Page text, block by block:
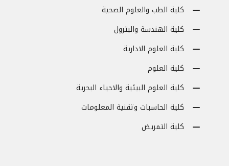
كلية الطب والعلوم الصحية
كلية الهندسة والبترول
كلية العلوم الادارية
كلية العلوم
كلية العلوم البيئية والاحياء البحرية
كلية الحاسبات وتقنية المعلومات
كلية التمريض